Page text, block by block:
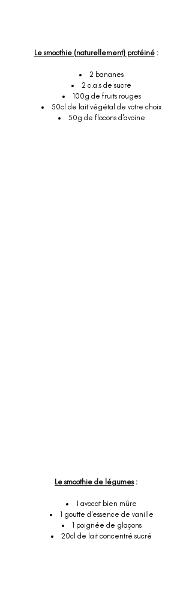
Le smoothie (naturellement) protéiné :
2 bananes
2 c.a.s de sucre
100g de fruits rouges
50cl de lait végétal de votre choix
50g de flocons d'avoine
Le smoothie de légumes :
1 avocat bien mûre
1 goutte d'essence de vanille
1 poignée de glaçons
20cl de lait concentré sucré